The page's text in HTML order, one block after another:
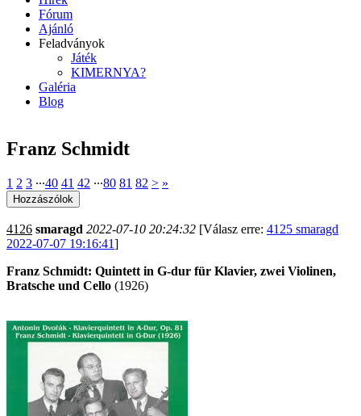
Fórum
Ajánló
Feladványok
Játék
KIMERNYA?
Galéria
Blog
Franz Schmidt
1 2 3 ∙∙∙40 41 42 ∙∙∙80 81 82 > »
4126 smaragd 2022-07-10 20:24:32 [Válasz erre: 4125 smaragd
2022-07-07 19:16:41]
Franz Schmidt: Quintett in G-dur für Klavier, zwei Violinen,
Bratsche und Cello (1926)